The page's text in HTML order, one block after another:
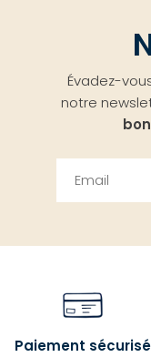
Évadez-
notre
Paiement sécurisé